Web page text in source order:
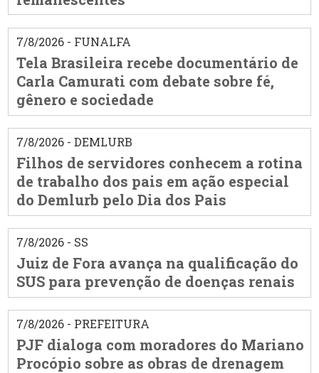
7/8/2026 - FUNALFA
Tela Brasileira recebe documentário de
Carla Camurati com debate sobre fé,
gênero e sociedade
7/8/2026 - DEMLURB
Filhos de servidores conhecem a rotina
de trabalho dos pais em ação especial
do Demlurb pelo Dia dos Pais
7/8/2026 - SS
Juiz de Fora avança na qualificação do
SUS para prevenção de doenças renais
7/8/2026 - PREFEITURA
PJF dialoga com moradores do Mariano
Procópio sobre as obras de drenagem